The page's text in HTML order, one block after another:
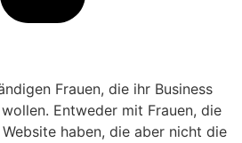
Frauen, die ihr Business
Entweder mit Frauen, die
haben, die aber nicht die